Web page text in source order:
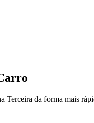
Terceira da forma mais